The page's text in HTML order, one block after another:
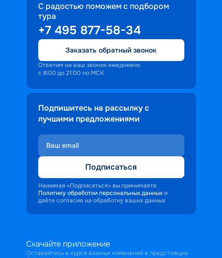
С радостью поможем с подбором
тура
+7 495 877-58-34
Заказать обратный звонок
Ответим на ваш звонок ежедневно
с 8:00 до 21:00 по МСК
Подпишитесь на рассылку с
лучшими предложениями
Подписаться
Нажимая «Подписаться» вы принимаете
Политику обработки персональных данных и
даёте согласие на обработку ваших данных
Скачайте приложение
Оставайтесь в курсе важных изменений в предстоящих